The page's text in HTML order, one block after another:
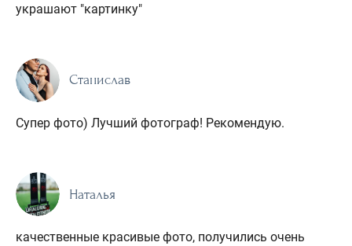
украшают "картинку"
Станислав
Супер фото) Лучший фотограф! Рекомендую.
Наталья
качественные красивые фото, получились очень